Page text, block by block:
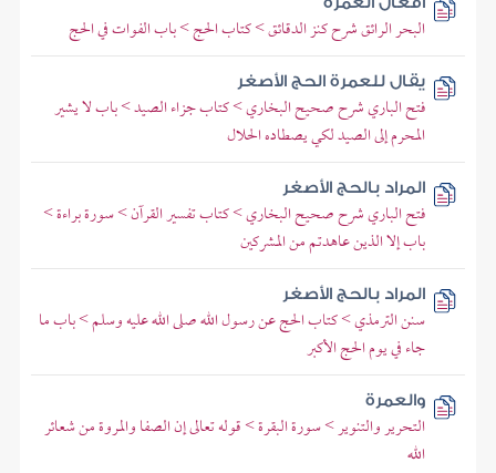
البحر الرائق شرح كنز الدقائق > كتاب الحج > باب الفوات في الحج
يقال للعمرة الحج الأصغر
فتح الباري شرح صحيح البخاري > كتاب جزاء الصيد > باب لا يشير
المحرم إلى الصيد لكي يصطاده الحلال
المراد بالحج الأصغر
فتح الباري شرح صحيح البخاري > كتاب تفسير القرآن > سورة براءة >
باب إلا الذين عاهدتم من المشركين
المراد بالحج الأصغر
سنن الترمذي > كتاب الحج عن رسول الله صلى الله عليه وسلم > باب ما
جاء في يوم الحج الأكبر
والعمرة
التحرير والتنوير > سورة البقرة > قوله تعالى إن الصفا والمروة من شعائر
الله